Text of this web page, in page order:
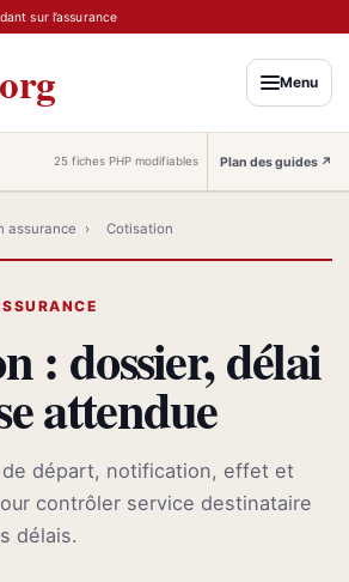
sur l’assurance
Menu
25 fiches PHP modifiables Plan des guides ↗
assurance › Cotisation
: dossier, délai
attendue
départ, notification, effet et
contrôler service destinataire
délais.